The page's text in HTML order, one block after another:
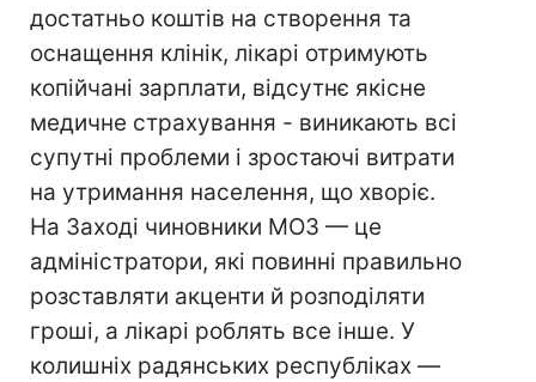
достатньо коштів на створення та
оснащення клінік, лікарі отримують
копійчані зарплати, відсутнє якісне
медичне страхування - виникають всі
супутні проблеми і зростаючі витрати
на утримання населення, що хворіє.
На Заході чиновники МОЗ — це
адміністратори, які повинні правильно
розставляти акценти й розподіляти
гроші, а лікарі роблять все інше. У
колишніх радянських республіках —